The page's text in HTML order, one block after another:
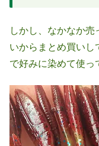
しかし、なかなか
いからまとめ買いし
で好みに染めて使っ